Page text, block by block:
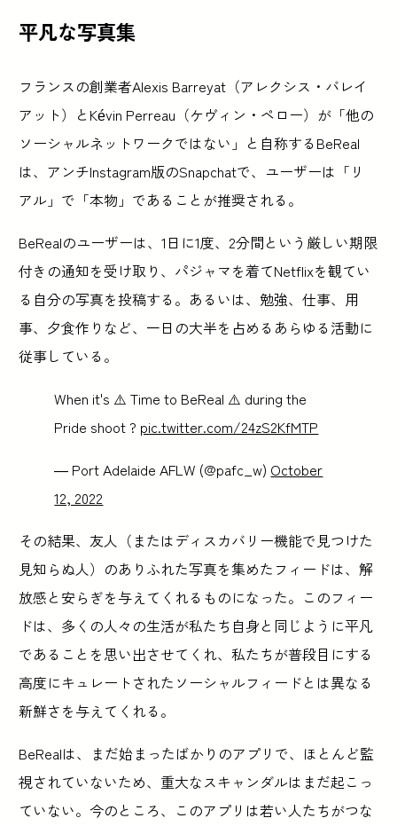
平凡な写真集
フランスの創業者Alexis Barreyat（アレクシス・バレイ
アット）とKévin Perreau（ケヴィン・ペロー）が「他の
ソーシャルネットワークではない」と自称するBeReal
は、アンチInstagram版のSnapchatで、ユーザーは「リ
アル」で「本物」であることが推奨される。
BeRealのユーザーは、1日に1度、2分間という厳しい期限
付きの通知を受け取り、パジャマを着てNetflixを観てい
る自分の写真を投稿する。あるいは、勉強、仕事、用
事、夕食作りなど、一日の大半を占めるあらゆる活動に
従事している。
When it's ⚠️ Time to BeReal ⚠️ during the
Pride shoot ? pic.twitter.com/24zS2KfMTP
— Port Adelaide AFLW (@pafc_w) October
12, 2022
その結果、友人（またはディスカバリー機能で見つけた
見知らぬ人）のありふれた写真を集めたフィードは、解
放感と安らぎを与えてくれるものになった。このフィー
ドは、多くの人々の生活が私たち自身と同じように平凡
であることを思い出させてくれ、私たちが普段目にする
高度にキュレートされたソーシャルフィードとは異なる
新鮮さを与えてくれる。
BeRealは、まだ始まったばかりのアプリで、ほとんど監
視されていないため、重大なスキャンダルはまだ起こっ
ていない。今のところ、このアプリは若い人たちがつな